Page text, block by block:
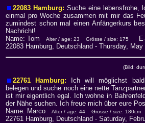
22083 Hamburg: Suche eine lebensfrohe,
einmal pro Woche zusammen mit mir das
zumindest schon mal einen Anfängerkurs
Nachricht!
Name: Tom
Alter / age: 23 Grösse / size: 175 E-
22083 Hamburg, Deutschland - Thursday,
(Bild:
22761 Hamburg:
Ich will möglichst
belegen und suche noch eine nette
ist mir eigentlich egal. Ich wohne in
der Nähe suchen. Ich freue mich über eure
Name: Marco
Alter / age: 44 Grösse / size: 180cm
22761 Hamburg, Deutschland - Saturday,